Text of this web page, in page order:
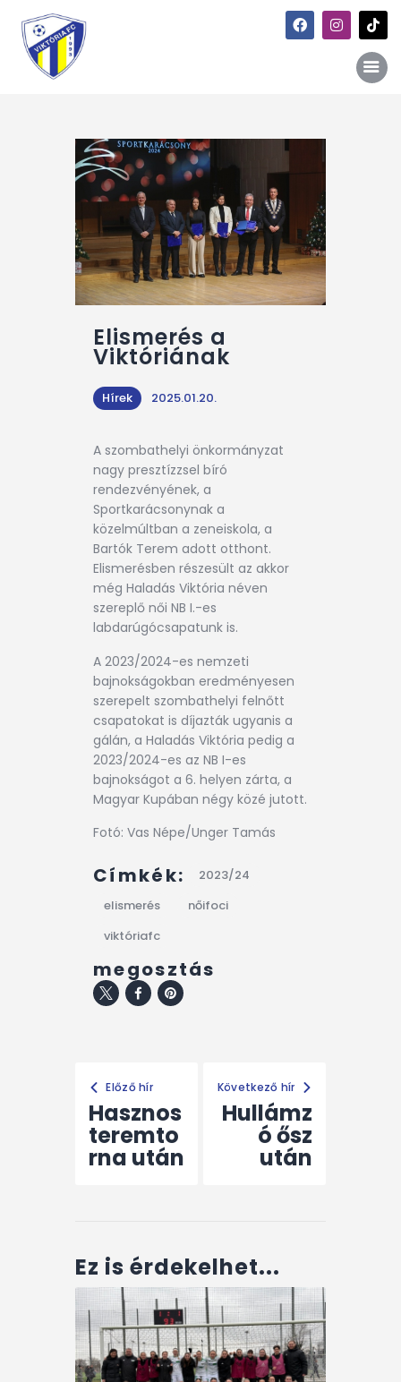
Főoldal
Hírek
Galéria
Történet
Kapcsolat
Szponzori kiajánlás
Elismerés a
Viktóriának
Hírek 2025.01.20.
A szombathelyi önkormányzat
nagy presztízzsel bíró
rendezvényének, a
Sportkarácsonynak a
közelmúltban a zeneiskola, a
Bartók Terem adott otthont.
Elismerésben részesült az akkor
még Haladás Viktória néven
szereplő női NB I.-es
labdarúgócsapatunk is.
A 2023/2024-es nemzeti
bajnokságokban eredményesen
szerepelt szombathelyi felnőtt
csapatokat is díjazták ugyanis a
gálán, a Haladás Viktória pedig a
2023/2024-es az NB I-es
bajnokságot a 6. helyen zárta, a
Magyar Kupában négy közé jutott.
Fotó: Vas Népe/Unger Tamás
Címkék:
2023/24
elismerés
nőifoci
viktóriafc
megosztás
Előző hír
Hasznos
teremto
rna után
Következő hír
Hullámz
ó ősz
után
Ez is érdekelhet...